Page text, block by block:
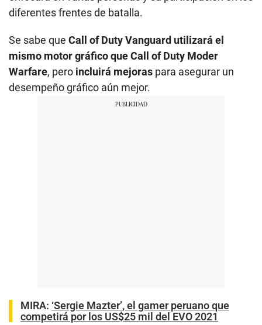
diferentes frentes de batalla.
Se sabe que Call of Duty Vanguard utilizará el
mismo motor gráfico que Call of Duty Moder
Warfare, pero incluirá mejoras para asegurar un
desempeño gráfico aún mejor.
MIRA: ‘Sergie Mazter’, el gamer peruano que
competirá por los US$25 mil del EVO 2021